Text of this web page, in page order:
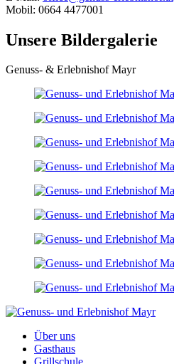
Mobil: 0664 4477001
Unsere Bildergalerie
Genuss- & Erlebnishof Mayr
Über uns
Gasthaus